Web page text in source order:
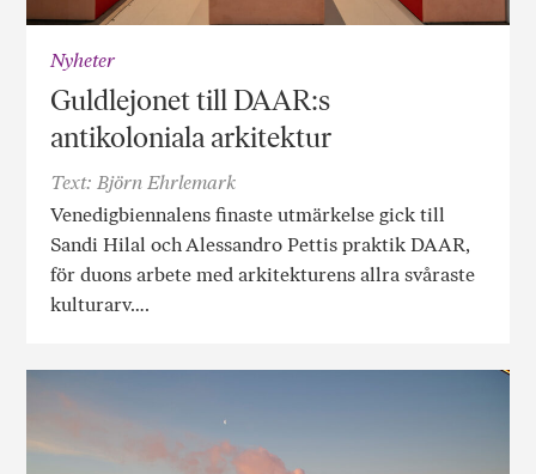
Nyheter
Guldlejonet till DAAR:s
antikoloniala arkitektur
Text: Björn Ehrlemark
Venedigbiennalens finaste utmärkelse gick till
Sandi Hilal och Alessandro Pettis praktik DAAR,
för duons arbete med arkitekturens allra svåraste
kulturarv….